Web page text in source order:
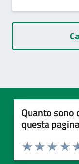
Quanto sono
questa
Valuta 3
Valuta 2
Valuta 1 stelle su